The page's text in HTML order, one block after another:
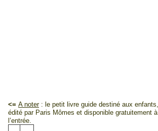
<= A noter: le petit livre guide destiné aux enfants,
édité par Paris Mômes et disponible gratuitement à
l’entrée.